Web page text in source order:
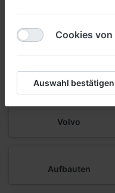
Renault
Volvo
Aufbauten
Cookies
Auswahl bestätigen